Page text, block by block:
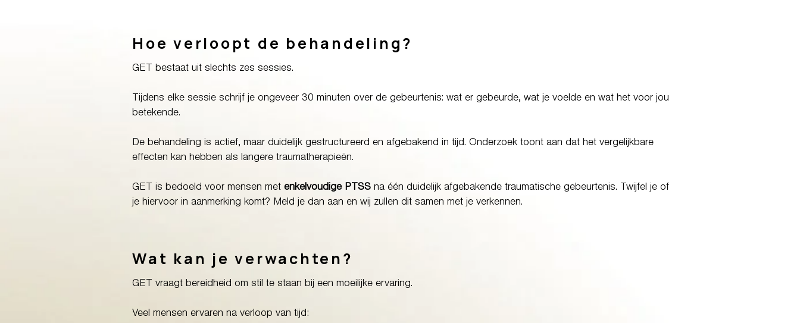
Hoe verloopt de behandeling?
GET bestaat uit slechts zes sessies.
Tijdens elke sessie schrijf je ongeveer 30 minuten over de gebeurtenis: wat er gebeurde, wat je voelde en wat het voor jou
betekende.
De behandeling is actief, maar duidelijk gestructureerd en afgebakend in tijd. Onderzoek toont aan dat het vergelijkbare
effecten kan hebben als langere traumatherapieën.
GET is bedoeld voor mensen met enkelvoudige PTSS na één duidelijk afgebakende traumatische gebeurtenis. Twijfel je of
je hiervoor in aanmerking komt? Meld je dan aan en wij zullen dit samen met je verkennen.
Wat kan je verwachten?
GET vraagt bereidheid om stil te staan bij een moeilijke ervaring.
Veel mensen ervaren na verloop van tijd: